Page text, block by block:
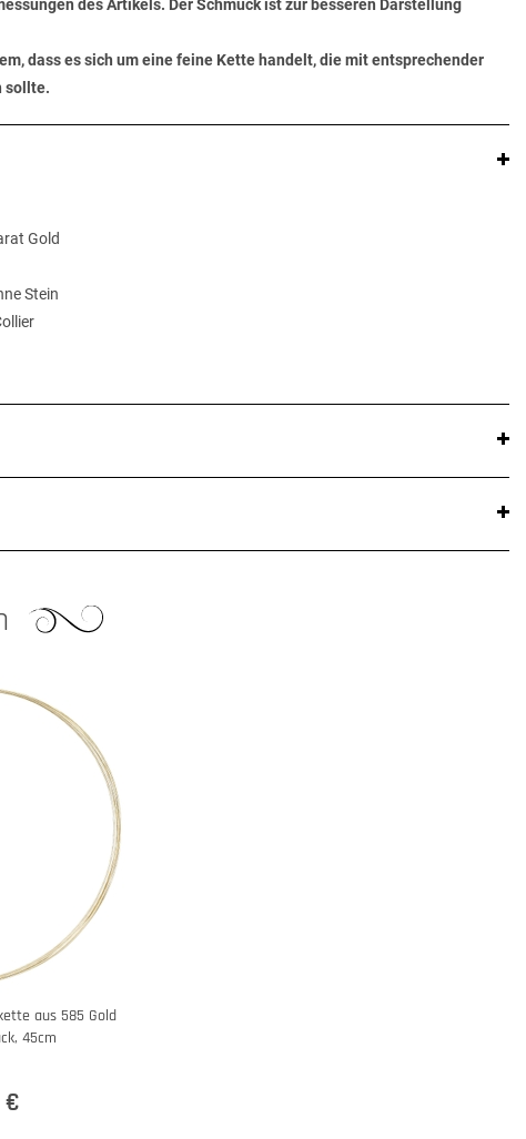
des Artikels. Der Schmuck ist zur besseren Darstellung
dass es sich um eine feine Kette handelt, die mit entsprechender
sollte.
Gold
Stein
aus 585 Gold
45cm
€